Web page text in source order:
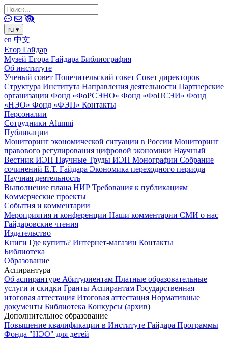
ru ▾
en 中文
Егор Гайдар
Музей Егора Гайдара Библиография
Об институте
Ученый совет Попечительский совет Совет директоров
Структура Института Направления деятельности Партнерские
организации Фонд «ФоРСЭНО» Фонд «ФоПСЭИ» Фонд
«НЭО» Фонд «ФЭП» Контакты
Персоналии
Сотрудники Alumni
Публикации
Мониторинг экономической ситуации в России Мониторинг
правового регулирования цифровой экономики Научный
Вестник ИЭП Научные Труды ИЭП Монографии Собрание
сочинений Е.Т. Гайдара Экономика переходного периода
Научная деятельность
Выполнение плана НИР Требования к публикациям
Коммерческие проекты
События и комментарии
Мероприятия и конференции Наши комментарии СМИ о нас
Гайдаровские чтения
Издательство
Книги Где купить? Интернет-магазин Контакты
Библиотека
Образование
Аспирантура
Об аспирантуре Абитуриентам Платные образовательные
услуги и скидки Гранты Аспирантам Государственная
итоговая аттестация Итоговая аттестация Нормативные
документы Библиотека Конкурсы (архив)
Дополнительное образование
Повышение квалификации в Институте Гайдара Программы
Фонда "НЭО" для детей